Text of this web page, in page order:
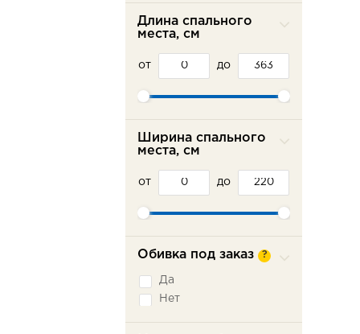
Длина спального
места, см
от до
Ширина спального
места, см
от до
Обивка под заказ ?
Да
Нет